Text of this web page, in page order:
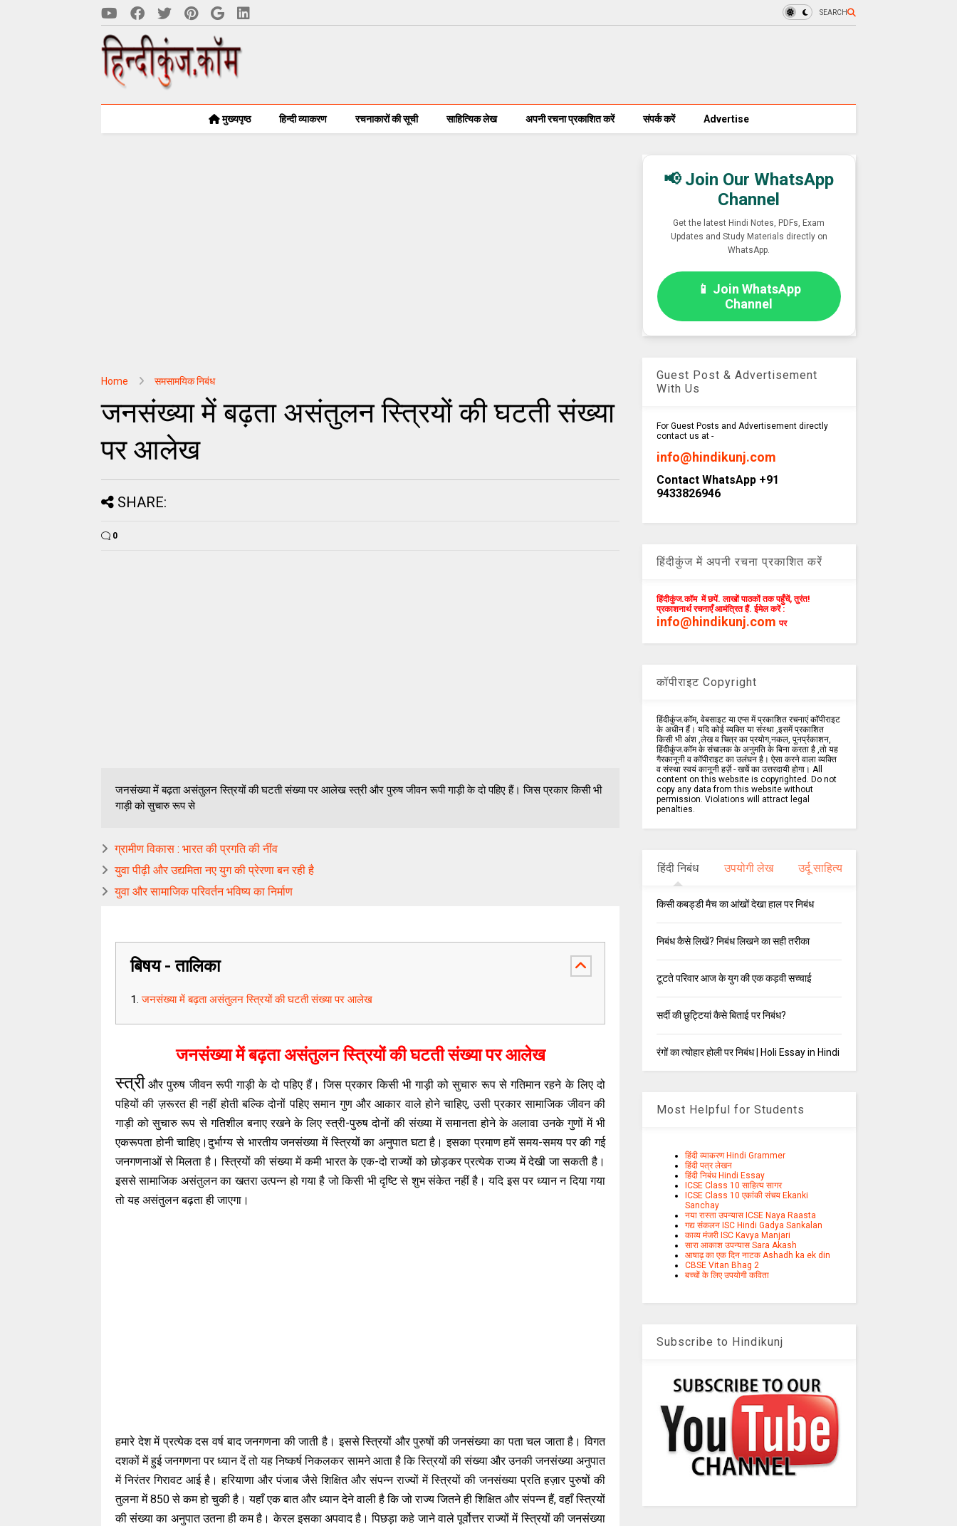
SEARCH
मुख्यपृष्ठ हिन्दी व्याकरण रचनाकारों की सूची साहित्यिक लेख अपनी रचना प्रकाशित करें संपर्क करें Advertise
Home समसामयिक निबंध
जनसंख्या में बढ़ता असंतुलन स्त्रियों की घटती संख्या
पर आलेख
SHARE:
0
जनसंख्या में बढ़ता असंतुलन स्त्रियों की घटती संख्या पर आलेख स्त्री और पुरुष जीवन रूपी गाड़ी के दो पहिए हैं। जिस प्रकार किसी भी
गाड़ी को सुचारु रूप से
ग्रामीण विकास : भारत की प्रगति की नींव
युवा पीढ़ी और उद्यमिता नए युग की प्रेरणा बन रही है
युवा और सामाजिक परिवर्तन भविष्य का निर्माण
बिषय - तालिका
जनसंख्या में बढ़ता असंतुलन स्त्रियों की घटती संख्या पर आलेख
जनसंख्या में बढ़ता असंतुलन स्त्रियों की घटती संख्या पर आलेख
स्त्री और पुरुष जीवन रूपी गाड़ी के दो पहिए हैं। जिस प्रकार किसी भी गाड़ी को सुचारु रूप से गतिमान रहने के लिए दो
पहियों की ज़रूरत ही नहीं होती बल्कि दोनों पहिए समान गुण और आकार वाले होने चाहिए, उसी प्रकार सामाजिक जीवन की
गाड़ी को सुचारु रूप से गतिशील बनाए रखने के लिए स्त्री-पुरुष दोनों की संख्या में समानता होने के अलावा उनके गुणों में भी
एकरूपता होनी चाहिए।दुर्भाग्य से भारतीय जनसंख्या में स्त्रियों का अनुपात घटा है। इसका प्रमाण हमें समय-समय पर की गई
जनगणनाओं से मिलता है। स्त्रियों की संख्या में कमी भारत के एक-दो राज्यों को छोड़कर प्रत्येक राज्य में देखी जा सकती है।
इससे सामाजिक असंतुलन का खतरा उत्पन्न हो गया है जो किसी भी दृष्टि से शुभ संकेत नहीं है। यदि इस पर ध्यान न दिया गया
तो यह असंतुलन बढ़ता ही जाएगा।
हमारे देश में प्रत्येक दस वर्ष बाद जनगणना की जाती है। इससे स्त्रियों और पुरुषों की जनसंख्या का पता चल जाता है। विगत
दशकों में हुई जनगणना पर ध्यान दें तो यह निष्कर्ष निकलकर सामने आता है कि स्त्रियों की संख्या और उनकी जनसंख्या अनुपात
में निरंतर गिरावट आई है। हरियाणा और पंजाब जैसे शिक्षित और संपन्न राज्यों में स्त्रियों की जनसंख्या प्रति हज़ार पुरुषों की
तुलना में 850 से कम हो चुकी है। यहाँ एक बात और ध्यान देने वाली है कि जो राज्य जितने ही शिक्षित और संपन्न हैं, वहाँ स्त्रियों
की संख्या का अनुपात उतना ही कम है। केरल इसका अपवाद है। पिछड़ा कहे जाने वाले पूर्वोत्तर राज्यों में स्त्रियों की जनसंख्या
📢 Join Our WhatsApp
Channel
Get the latest Hindi Notes, PDFs, Exam
Updates and Study Materials directly on
WhatsApp.
📱 Join WhatsApp
Channel
Guest Post & Advertisement
With Us
For Guest Posts and Advertisement directly
contact us at -
info@hindikunj.com
Contact WhatsApp +91
9433826946
हिंदीकुंज में अपनी रचना प्रकाशित करें
हिंदीकुंज.कॉम में छपें. लाखों पाठकों तक पहुँचें, तुरंत!
प्रकाशनार्थ रचनाएँ आमंत्रित हैं. ईमेल करें :
info@hindikunj.com पर
कॉपीराइट Copyright
हिंदीकुंज.कॉम, वेबसाइट या एप्स में प्रकाशित रचनाएं कॉपीराइट
के अधीन हैं। यदि कोई व्यक्ति या संस्था ,इसमें प्रकाशित
किसी भी अंश ,लेख व चित्र का प्रयोग,नकल, पुनर्प्रकाशन,
हिंदीकुंज.कॉम के संचालक के अनुमति के बिना करता है ,तो यह
गैरकानूनी व कॉपीराइट का उलंघन है। ऐसा करने वाला व्यक्ति
व संस्था स्वयं कानूनी हर्ज़े - खर्चे का उत्तरदायी होगा। All
content on this website is copyrighted. Do not
copy any data from this website without
permission. Violations will attract legal
penalties.
हिंदी निबंध उपयोगी लेख उर्दू साहित्य
किसी कबड्डी मैच का आंखों देखा हाल पर निबंध
निबंध कैसे लिखें? निबंध लिखने का सही तरीका
टूटते परिवार आज के युग की एक कड़वी सच्चाई
सर्दी की छुट्टियां कैसे बिताई पर निबंध?
रंगों का त्योहार होली पर निबंध | Holi Essay in Hindi
Most Helpful for Students
हिंदी व्याकरण Hindi Grammer
हिंदी पत्र लेखन
हिंदी निबंध Hindi Essay
ICSE Class 10 साहित्य सागर
ICSE Class 10 एकांकी संचय Ekanki
Sanchay
नया रास्ता उपन्यास ICSE Naya Raasta
गद्य संकलन ISC Hindi Gadya Sankalan
काव्य मंजरी ISC Kavya Manjari
सारा आकाश उपन्यास Sara Akash
आषाढ़ का एक दिन नाटक Ashadh ka ek din
CBSE Vitan Bhag 2
बच्चों के लिए उपयोगी कविता
Subscribe to Hindikunj